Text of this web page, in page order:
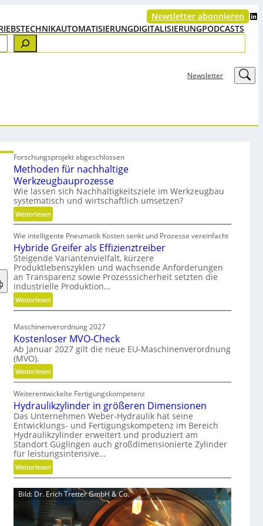
Newsletter abonnieren LinkedIn
AUTOMATISIERUNGDIGITALISIERUNGPODCASTS
Newsletter LinkedIn
Forschungsprojekt abgeschlossen
Methoden für nachhaltige
Werkzeugbauprozesse
Wie lassen sich Nachhaltigkeitsziele im Werkzeugbau
systematisch und wirtschaftlich umsetzen?
Weiterlesen:
M
e
t
h
o
d
e
n
f
ü
r
n
h
h
a
l
t
i
g
e
W
e
r
k
Wie intelligente Pneumatik Kosten senkt und Prozesse vereinfacht
Hybride Greifer als Effizienztreiber
Steigende Variantenvielfalt, kürzere
Produktlebenszyklen und wachsende Anforderungen
an Transparenz sowie Prozesssicherheit setzten die
industrielle Produktion…
Weiterlesen:
H
r
d
e
e
i
f
e
r
a
l
s
E
Maschinenverordnung 2027
Kostenloser MVO-Check
Ab Januar 2027 gilt die neue EU-Maschinenverordnung
(MVO).
Weiterlesen:
K
o
s
t
e
n
l
o
s
r
M
V
Weiterentwickelte Fertigungskompetenz
Hydraulikzylinder in größeren Dimensionen
Das Unternehmen Weber-Hydraulik hat seine
Entwicklungs- und Fertigungskompetenz im Bereich
Hydraulikzylinder erweitert und produziert am
Standort Güglingen auch großdimensionierte Zylinder
für leistungsintensive…
Weiterlesen:
H
y
d
a
Bild: Dr. Erich Tretter GmbH & Co.